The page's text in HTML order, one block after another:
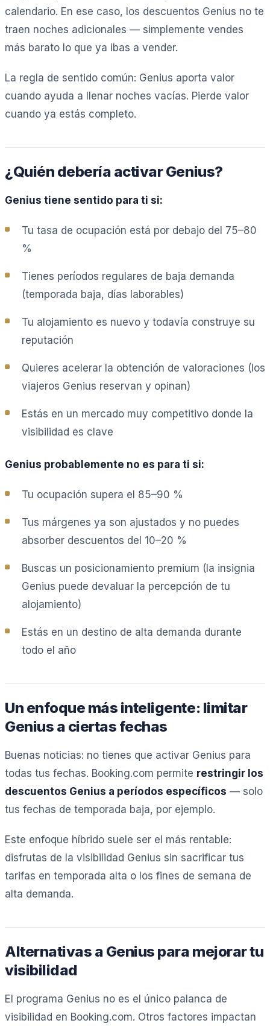
calendario. En ese caso, los descuentos Genius no te
traen noches adicionales — simplemente vendes
más barato lo que ya ibas a vender.
La regla de sentido común: Genius aporta valor
cuando ayuda a llenar noches vacías. Pierde valor
cuando ya estás completo.
¿Quién debería activar Genius?
Genius tiene sentido para ti si:
Tu tasa de ocupación está por debajo del 75–80
%
Tienes períodos regulares de baja demanda
(temporada baja, días laborables)
Tu alojamiento es nuevo y todavía construye su
reputación
Quieres acelerar la obtención de valoraciones (los
viajeros Genius reservan y opinan)
Estás en un mercado muy competitivo donde la
visibilidad es clave
Genius probablemente no es para ti si:
Tu ocupación supera el 85–90 %
Tus márgenes ya son ajustados y no puedes
absorber descuentos del 10–20 %
Buscas un posicionamiento premium (la insignia
Genius puede devaluar la percepción de tu
alojamiento)
Estás en un destino de alta demanda durante
todo el año
Un enfoque más inteligente: limitar
Genius a ciertas fechas
Buenas noticias: no tienes que activar Genius para
todas tus fechas. Booking.com permite restringir los
descuentos Genius a períodos específicos — solo
tus fechas de temporada baja, por ejemplo.
Este enfoque híbrido suele ser el más rentable:
disfrutas de la visibilidad Genius sin sacrificar tus
tarifas en temporada alta o los fines de semana de
alta demanda.
Alternativas a Genius para mejorar tu
visibilidad
El programa Genius no es el único palanca de
visibilidad en Booking.com. Otros factores impactan